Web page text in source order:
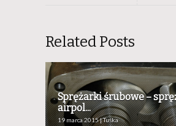
Related Posts
Sprężarki śrubowe –
airpol...
19 marca 2015 | Tuśka